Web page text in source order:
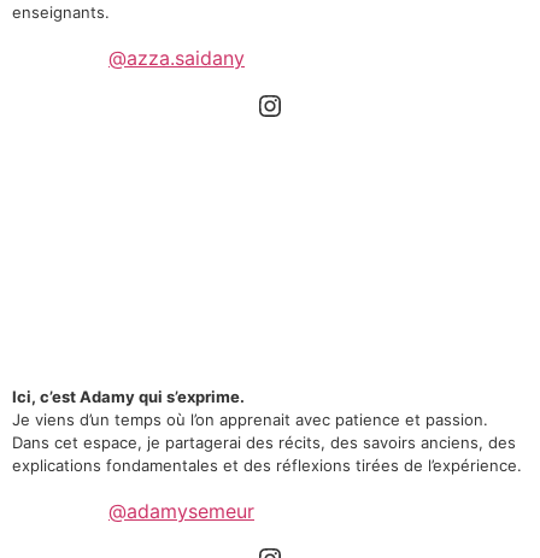
enseignants.
@azza.saidany
Ici, c’est Adamy qui s’exprime.
Je viens d’un temps où l’on apprenait avec patience et passion.
Dans cet espace, je partagerai des récits, des savoirs anciens, des
explications fondamentales et des réflexions tirées de l’expérience.
@adamysemeur